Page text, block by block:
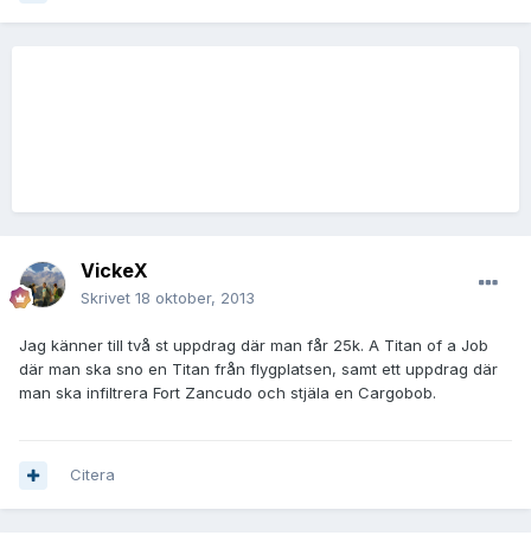
VickeX
Skrivet 18 oktober, 2013
Jag känner till två st uppdrag där man får 25k. A Titan of a Job
där man ska sno en Titan från flygplatsen, samt ett uppdrag där
man ska infiltrera Fort Zancudo och stjäla en Cargobob.
Citera